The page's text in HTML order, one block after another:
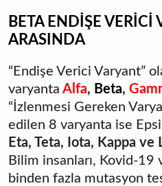
BETA ENDİŞE VERİCİ
ARASINDA
“Endişe Verici Varyant”
varyanta Alfa, Beta,
“İzlenmesi Gereken
edilen 8 varyanta ise
Eta, Teta, Iota, Kappa ve
Bilim insanları, Kovid-19
binden fazla mutasyon